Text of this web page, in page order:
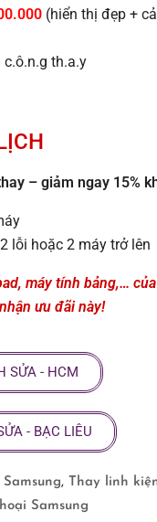
(hiển thị đẹp +
th.a.y
– giảm ngay 15%
lỗi hoặc 2 máy trở lên
máy tính bảng,…
ưu đãi này!
SỬA - HCM
- BẠC LIÊU
, Thay linh
Samsung